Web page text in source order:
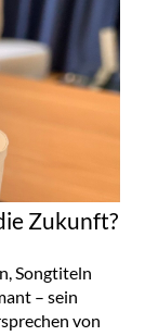
Zukunft?
Songtiteln
– sein
von